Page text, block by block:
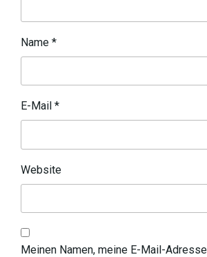
Name *
E-Mail *
Website
Meinen Namen, meine E-Mail-